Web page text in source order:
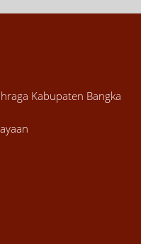
Kabupaten Bangka